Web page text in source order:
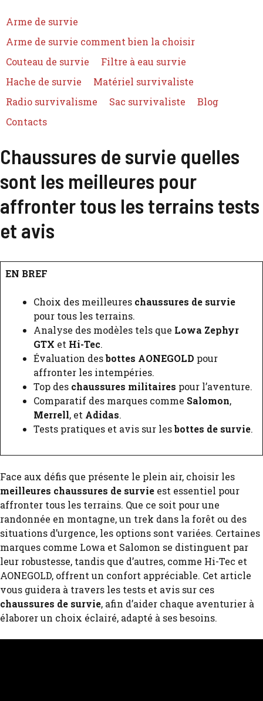
Arme de survie
Arme de survie comment bien la choisir
Couteau de survie
Filtre à eau survie
Hache de survie
Matériel survivaliste
Radio survivalisme
Sac survivaliste
Blog
Contacts
Chaussures de survie quelles
sont les meilleures pour
affronter tous les terrains tests
et avis
EN BREF
Choix des meilleures chaussures de survie
pour tous les terrains.
Analyse des modèles tels que Lowa Zephyr
GTX et Hi-Tec.
Évaluation desbottes AONEGOLD pour
affronter les intempéries.
Top des chaussures militaires pour l’aventure.
Comparatif des marques comme Salomon,
Merrell, et Adidas.
Tests pratiques et avis sur lesbottes de survie.
Face aux défis que présente le plein air, choisir les
meilleures chaussures de survie est essentiel pour
affronter tous les terrains. Que ce soit pour une
randonnée en montagne, un trek dans la forêt ou des
situations d’urgence, les options sont variées. Certaines
marques comme Lowa et Salomon se distinguent par
leur robustesse, tandis que d’autres, comme Hi-Tec et
AONEGOLD, offrent un confort appréciable. Cet article
vous guidera à travers les tests et avis sur ces
chaussures de survie, afin d’aider chaque aventurier à
élaborer un choix éclairé, adapté à ses besoins.